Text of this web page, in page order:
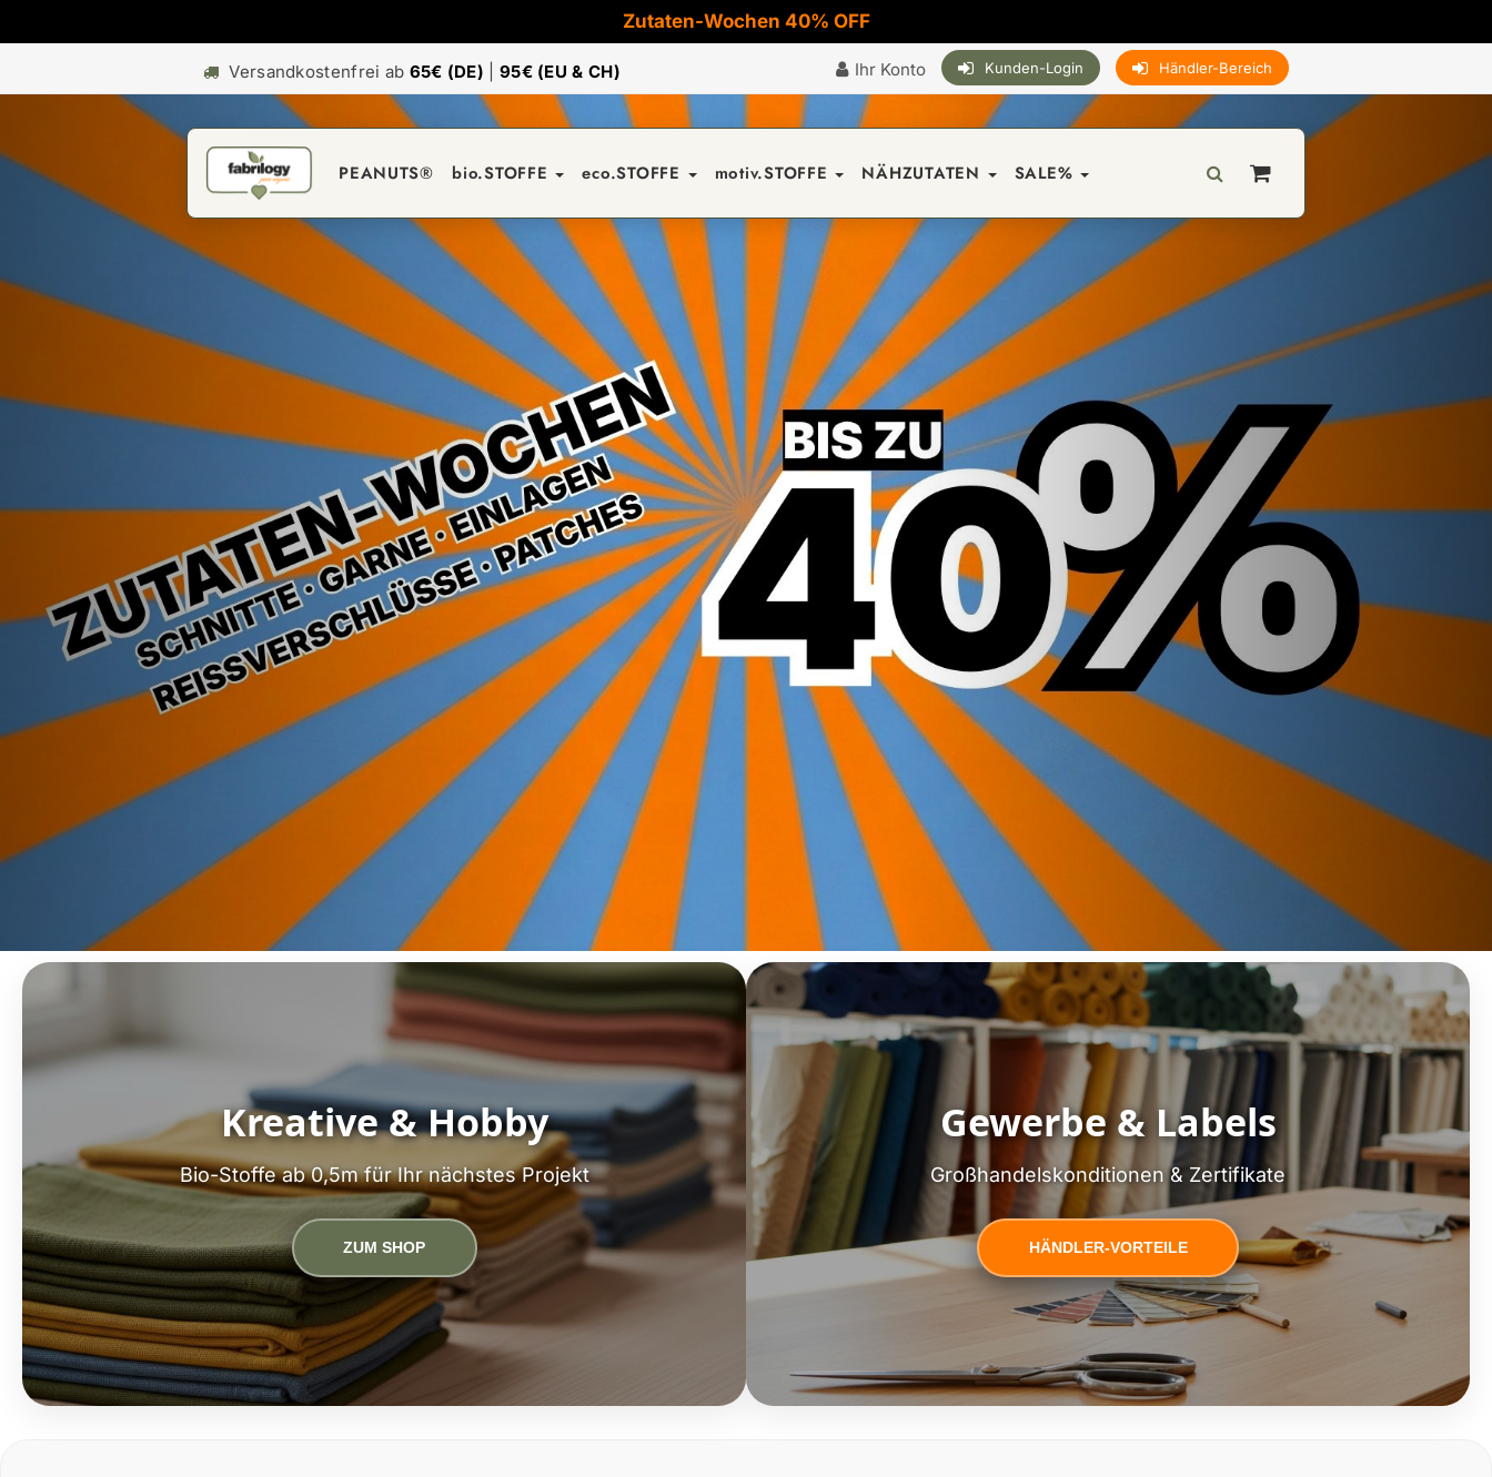
Zutaten-Wochen 40% OFF
Versandkostenfrei ab 65€ (DE) 95€ (EU & CH) Ihr Konto Kunden-Login Händler-Bereich
PEANUTS® bio.STOFFE eco.STOFFE motiv.STOFFE NÄHZUTATEN SALE%
Kreative & Hobby
Bio-Stoffe ab 0,5m für Ihr nächstes Projekt
ZUM SHOP
Gewerbe & Labels
Großhandelskonditionen & Zertifikate
HÄNDLER-VORTEILE